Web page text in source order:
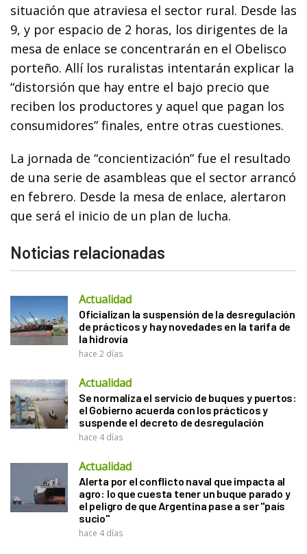
situación que atraviesa el sector rural. Desde las
9, y por espacio de 2 horas, los dirigentes de la
mesa de enlace se concentrarán en el Obelisco
porteño. Allí los ruralistas intentarán explicar la
“distorsión que hay entre el bajo precio que
reciben los productores y aquel que pagan los
consumidores” finales, entre otras cuestiones.
La jornada de “concientización” fue el resultado
de una serie de asambleas que el sector arrancó
en febrero. Desde la mesa de enlace, alertaron
que será el inicio de un plan de lucha.
Noticias relacionadas
Actualidad
Oficializan la suspensión de la desregulación
de prácticos y hay novedades en la tarifa de
la hidrovía
hace 2 días
Actualidad
Se normaliza el servicio de buques y puertos:
el Gobierno acuerda con los prácticos y
suspende el decreto de desregulación
hace 4 días
Actualidad
Alerta por el conflicto naval que impacta al
agro: lo que cuesta tener un buque parado y
el peligro de que Argentina pase a ser "país
sucio"
hace 4 días